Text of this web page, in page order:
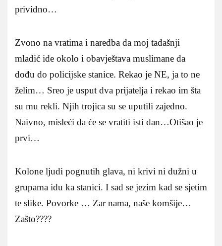
prividno…
Zvono na vratima i naredba da moj tadašnji
mladić ide okolo i obavještava muslimane da
dođu do policijske stanice. Rekao je NE, ja to ne
želim… Sreo je usput dva prijatelja i rekao im šta
su mu rekli. Njih trojica su se uputili zajedno.
Naivno, misleći da će se vratiti isti dan…Otišao je
prvi…
Kolone ljudi pognutih glava, ni krivi ni dužni u
grupama idu ka stanici. I sad se jezim kad se sjetim
te slike. Povorke … Zar nama, naše komšije…
Zašto????